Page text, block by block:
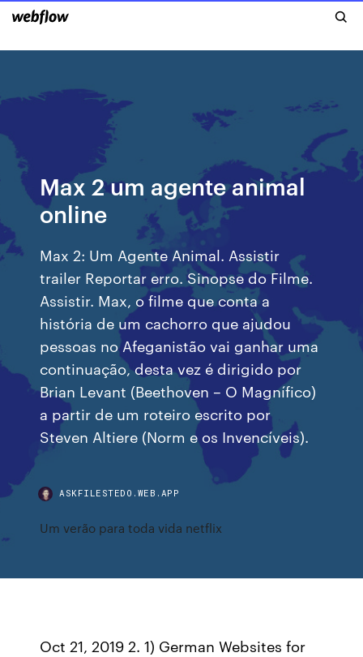
Max 2 um agente animal
online
Max 2: Um Agente Animal. Assistir
trailer Reportar erro. Sinopse do Filme.
Assistir. Max, o filme que conta a
história de um cachorro que ajudou
pessoas no Afeganistão vai ganhar uma
continuação, desta vez é dirigido por
Brian Levant (Beethoven – O Magnífico)
a partir de um roteiro escrito por
Steven Altiere (Norm e os Invencíveis).
ASKFILESTEDO.WEB.APP
Um verão para toda vida netflix
Oct 21, 2019 2. 1) German Websites for